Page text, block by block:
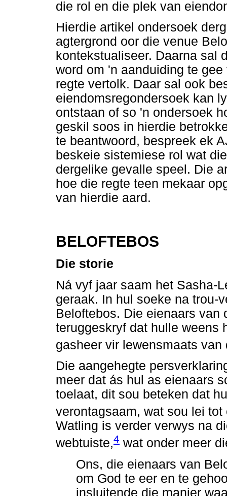
die rol en die plek van
Hierdie artikel ondersoek
agtergrond oor die venue
kontekstualiseer. Daarna sal
word om 'n aanduiding te
regte vertolk. Daar sal ook
eiendomsregondersoek kan
ontstaan of so 'n ondersoek
geskil soos in hierdie
te beantwoord, bespreek ek
beskeie sistemiese rol wat
dergelike gevalle speel. Die
hoe die regte teen mekaar
van hierdie aard.
BELOFTEBOS
Die storie
Ná vyf jaar saam het Sasha-
geraak. In hul soeke na trou-
Beloftebos. Die eienaars van
teruggeskryf dat hulle weens
gasheer vir lewensmaats
Die aangehegte
meer dat ás hul as eienaars
toelaat, dit sou beteken dat
verontagsaam, wat sou lei
Watling is verder verwys na
webtuiste,4 wat onder meer
Ons, die eienaars van
om God te eer en te
insluitende die manier